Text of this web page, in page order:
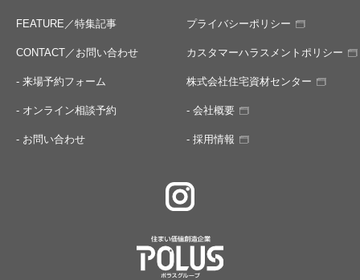
FEATURE／特集記事
CONTACT／お問い合わせ
- 来場予約フォーム
- オンライン相談予約
- お問い合わせ
プライバシーポリシー
カスタマーハラスメントポリシー
株式会社住宅資材センター
- 会社概要
- 採用情報